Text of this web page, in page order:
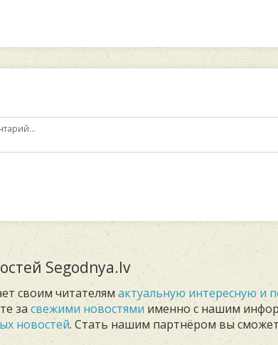
Segodnya.lv
своим читателямактуальную интересную и
за свежими новостями именно с нашим
новостей. Стать нашим партнёром вы